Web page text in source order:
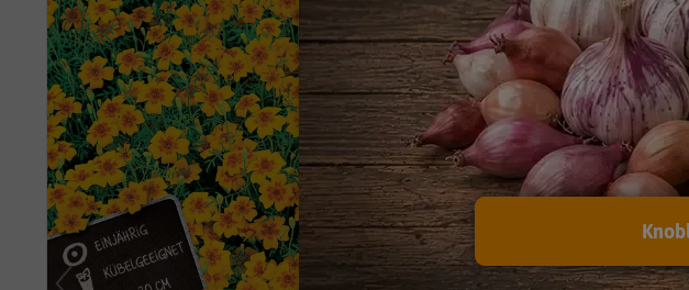
einjährig, Beetpflanze,
Hersteller:
Artikelnummer:
EAN: